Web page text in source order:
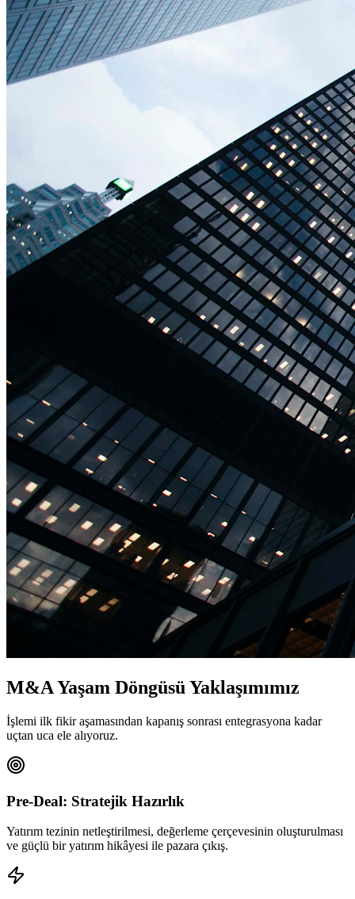
M&A Yaşam Döngüsü Yaklaşımımız
İşlemi ilk fikir aşamasından kapanış sonrası entegrasyona kadar
uçtan uca ele alıyoruz.
Pre-Deal: Stratejik Hazırlık
Yatırım tezinin netleştirilmesi, değerleme çerçevesinin oluşturulması
ve güçlü bir yatırım hikâyesi ile pazara çıkış.